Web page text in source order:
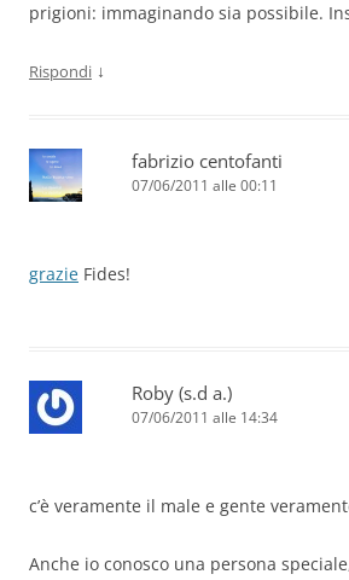
prigioni: immaginando sia possibile.
Rispondi ↓
fabrizio centofanti
07/06/2011 alle 00:11
grazie Fides!
Roby (s.d a.)
07/06/2011 alle 14:34
c’è veramente il male e gente
Anche io conosco una persona